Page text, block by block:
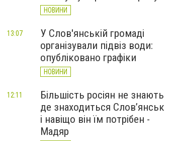
НОВИНИ
У Слов'янській громаді
організували підвіз води:
опубліковано графіки
НОВИНИ
13:07
Більшість росіян не знають
де знаходиться Слов’янськ
і навіщо він їм потрібен -
Мадяр
12:11